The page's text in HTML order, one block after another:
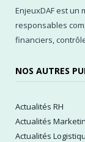
EnjeuxDAF est
responsables
financiers,
NOS AUTRES
Actualités RH
Actualités
Actualités